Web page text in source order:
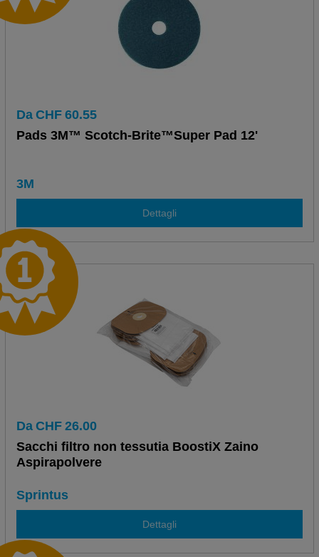
Da CHF 60.55
Pads 3M™ Scotch-Brite™Super Pad 12'
3M
Dettagli
Da CHF 26.00
Sacchi filtro non tessutia BoostiX Zaino
Aspirapolvere
Sprintus
Dettagli